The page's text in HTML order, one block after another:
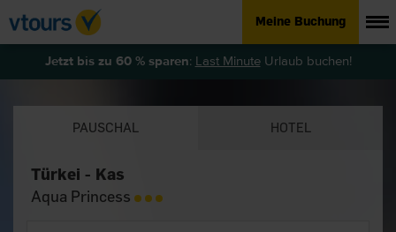
Meine Buchung
Jetzt bis zu 60 % sparen: Last MinuteUrlaub buchen!
PAUSCHAL HOTEL
Türkei - Kas
Aqua Princess